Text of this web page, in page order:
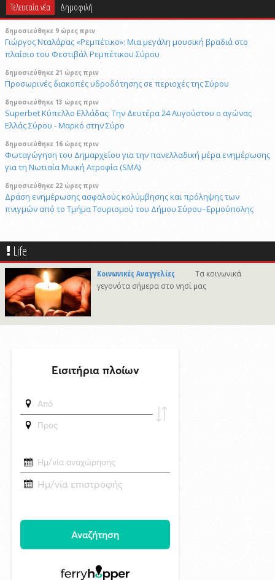
Τελευταία νέα Δημοφιλή
δημοσιεύθηκε 9 ώρες πριν
Γιώργος Νταλάρας «Ρεμπέτικο»: Μια μεγάλη μουσική βραδιά στο
πλαίσιο του Φεστιβάλ Ρεμπέτικου Σύρου
δημοσιεύθηκε 21 ώρες πριν
Προσωρινές διακοπές υδροδότησης σε περιοχές της Σύρου
δημοσιεύθηκε 13 ώρες πριν
Superbet Κύπελλο Ελλάδας: Την Δευτέρα 24 Αυγούστου ο αγώνας
Ελλάς Σύρου - Μαρκό στην Σύρο
δημοσιεύθηκε 16 ώρες πριν
Φωταγώγηση του Δημαρχείου για την πανελλαδική μέρα ενημέρωσης
για τη Νωτιαία Μυική Ατροφία (SMA)
δημοσιεύθηκε 22 ώρες πριν
Δράση ενημέρωσης ασφαλούς κολύμβησης και πρόληψης των
πνιγμών από το Τμήμα Τουρισμού του Δήμου Σύρου–Ερμούπολης
4/8/2026 15:20
Στις φυλακές της Χίου οδηγήθηκε ο 41χρονος δράστης του φονικού
στην Άνω Σύρο
δημοσιεύθηκε 16 ώρες πριν
Πρόταση για ονοματοδοσία του κεντρικού παραλιακού δρόμου Λωτού
Το Μικροβιολογικό ιατρείο του Αντωνίου Τσιαμπούρη θα είναι
κλειστό από την Δευτέρα 10/8 έως και την Δευτέρα 17/8
Life
Κοινωνικές Αναγγελίες
Τα κοινωνικά
γεγονότα σήμερα στο νησί μας